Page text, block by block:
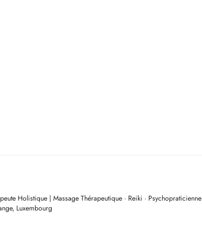
Holistique | Massage Thérapeutique · Reiki · Psychopraticienne
Luxembourg